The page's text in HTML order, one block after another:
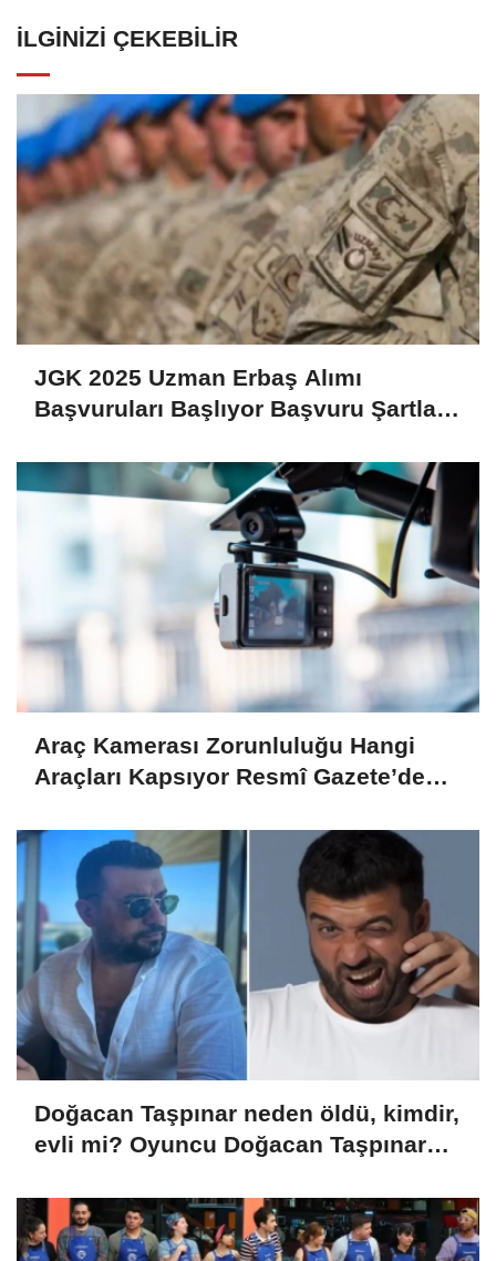
İLGINIZI ÇEKEBILIR
JGK 2025 Uzman Erbaş Alımı
Başvuruları Başlıyor Başvuru Şartları
Araç Kamerası Zorunluluğu Hangi
Araçları Kapsıyor Resmî Gazete’de
Doğacan Taşpınar neden öldü, kimdir,
evli mi? Oyuncu Doğacan Taşpınar